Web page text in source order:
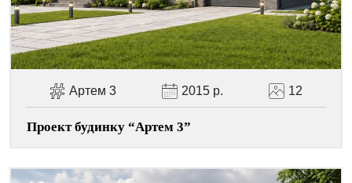
Артем 3 2015 р. 12
Проект будинку “Артем 3”